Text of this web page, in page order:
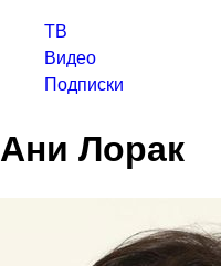
ТВ
Видео
Подписки
Ани Лорак